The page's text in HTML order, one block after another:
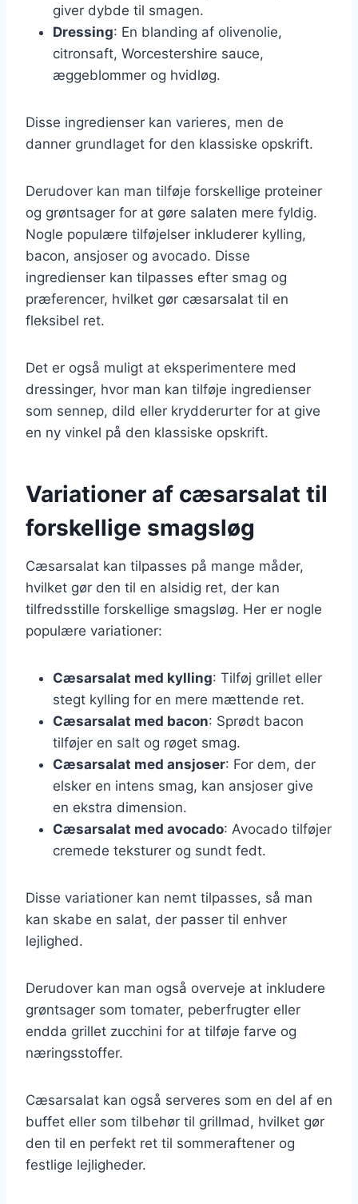
giver dybde til smagen.
Dressing: En blanding af olivenolie,
citronsaft, Worcestershire sauce,
æggeblommer og hvidløg.
Disse ingredienser kan varieres, men de
danner grundlaget for den klassiske opskrift.
Derudover kan man tilføje forskellige proteiner
og grøntsager for at gøre salaten mere fyldig.
Nogle populære tilføjelser inkluderer kylling,
bacon, ansjoser og avocado. Disse
ingredienser kan tilpasses efter smag og
præferencer, hvilket gør cæsarsalat til en
fleksibel ret.
Det er også muligt at eksperimentere med
dressinger, hvor man kan tilføje ingredienser
som sennep, dild eller krydderurter for at give
en ny vinkel på den klassiske opskrift.
Variationer af cæsarsalat til
forskellige smagsløg
Cæsarsalat kan tilpasses på mange måder,
hvilket gør den til en alsidig ret, der kan
tilfredsstille forskellige smagsløg. Her er nogle
populære variationer:
Cæsarsalat med kylling: Tilføj grillet eller
stegt kylling for en mere mættende ret.
Cæsarsalat med bacon: Sprødt bacon
tilføjer en salt og røget smag.
Cæsarsalat med ansjoser: For dem, der
elsker en intens smag, kan ansjoser give
en ekstra dimension.
Cæsarsalat med avocado: Avocado tilføjer
cremede teksturer og sundt fedt.
Disse variationer kan nemt tilpasses, så man
kan skabe en salat, der passer til enhver
lejlighed.
Derudover kan man også overveje at inkludere
grøntsager som tomater, peberfrugter eller
endda grillet zucchini for at tilføje farve og
næringsstoffer.
Cæsarsalat kan også serveres som en del af en
buffet eller som tilbehør til grillmad, hvilket gør
den til en perfekt ret til sommeraftener og
festlige lejligheder.